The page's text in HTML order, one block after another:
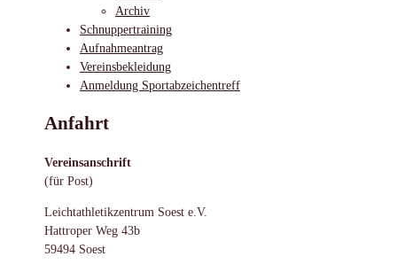
Archiv
Schnuppertraining
Aufnahmeantrag
Vereinsbekleidung
Anmeldung Sportabzeichentreff
Anfahrt
Vereinsanschrift
(für Post)
Leichtathletikzentrum Soest e.V.
Hattroper Weg 43b
59494 Soest